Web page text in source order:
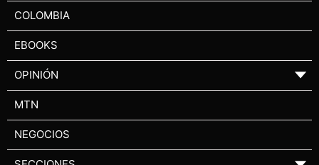
COLOMBIA
EBOOKS
OPINIÓN ▼
MTN
NEGOCIOS